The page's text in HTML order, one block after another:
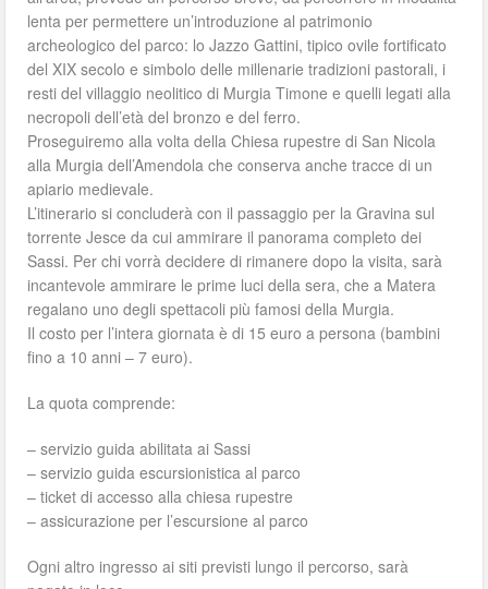
lenta per permettere un’introduzione al patrimonio
archeologico del parco: lo Jazzo Gattini, tipico ovile fortificato
del XIX secolo e simbolo delle millenarie tradizioni pastorali, i
resti del villaggio neolitico di Murgia Timone e quelli legati alla
necropoli dell’età del bronzo e del ferro.
Proseguiremo alla volta della Chiesa rupestre di San Nicola
alla Murgia dell’Amendola che conserva anche tracce di un
apiario medievale.
L’itinerario si concluderà con il passaggio per la Gravina sul
torrente Jesce da cui ammirare il panorama completo dei
Sassi. Per chi vorrà decidere di rimanere dopo la visita, sarà
incantevole ammirare le prime luci della sera, che a Matera
regalano uno degli spettacoli più famosi della Murgia.
Il costo per l’intera giornata è di 15 euro a persona (bambini
fino a 10 anni – 7 euro).
La quota comprende:
– servizio guida abilitata ai Sassi
– servizio guida escursionistica al parco
– ticket di accesso alla chiesa rupestre
– assicurazione per l’escursione al parco
Ogni altro ingresso ai siti previsti lungo il percorso, sarà